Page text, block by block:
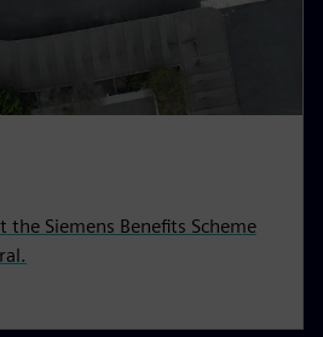
Siemens Benefits Scheme